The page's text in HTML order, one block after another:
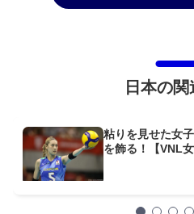
日本の
粘りを見せた女
を飾る！【VNL女